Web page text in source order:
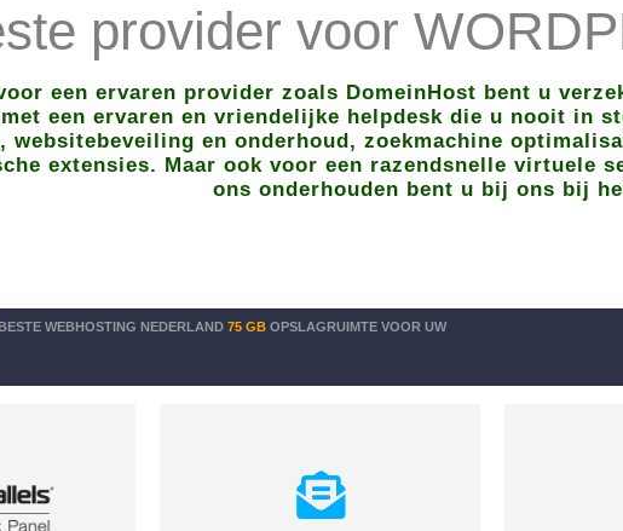
provider voor
een ervaren provider zoals DomeinHost bent u
een ervaren en vriendelijke helpdesk die u nooit in
websitebeveiling en onderhoud, zoekmachine
extensies. Maar ook voor een razendsnelle virtuele
ons onderhouden bent u bij ons bij
WEBHOSTING NEDERLAND 75 GB OPSLAGRUIMTE VOOR UW